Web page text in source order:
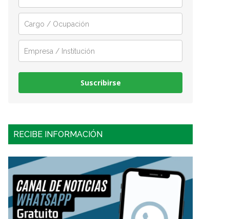
Suscribirse
RECIBE INFORMACIÓN